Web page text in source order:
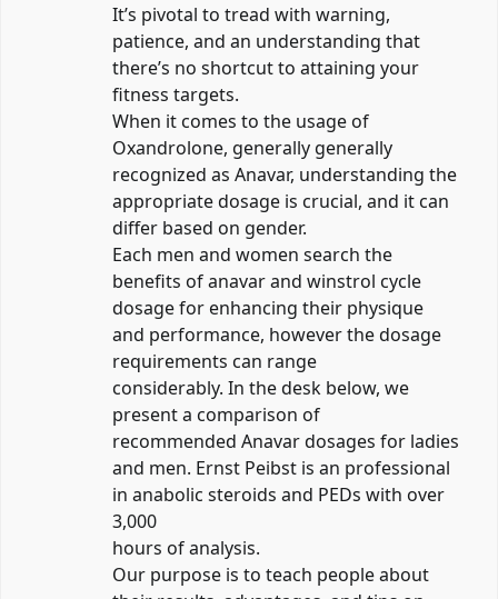
It’s pivotal to tread with warning,
patience, and an understanding that
there’s no shortcut to attaining your
fitness targets.
When it comes to the usage of
Oxandrolone, generally generally
recognized as Anavar, understanding the
appropriate dosage is crucial, and it can
differ based on gender.
Each men and women search the
benefits ofanavar and winstrol cycle
dosagefor enhancing their physique
and performance, however the dosage
requirements can range
considerably. In the desk below, we
present a comparison of
recommended Anavar dosages for ladies
and men. Ernst Peibst is an professional
in anabolic steroids and PEDs with over
3,000
hours of analysis.
Our purpose is to teach people about